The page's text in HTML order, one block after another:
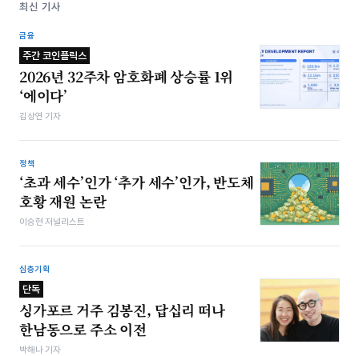
최신 기사
금융
주간 코인플릭스
2026년 32주차 암호화폐 상승률 1위
‘에이다’
김상연 기자
정책
‘초과 세수’인가 ‘추가 세수’인가, 반도체
호황 재원 논란
이승현 저널리스트
심층기획
단독
싱가포르 거주 김봉진, 답십리 떠나
한남동으로 주소 이전
박해나 기자